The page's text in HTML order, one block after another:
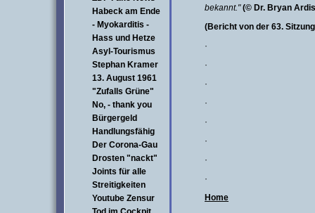
Habeck am Ende
- Myokarditis -
Hass und Hetze
Asyl-Tourismus
Stephan Kramer
13. August 1961
"Zufalls Grüne"
No, - thank you
Bürgergeld
Handlungsfähig
Der Corona-Gau
Drosten "nackt"
Joints für alle
Streitigkeiten
Youtube Zensur
bekannt." (© Dr. Bryan
(Bericht von der 63.
·
·
·
·
·
·
·
·
Home